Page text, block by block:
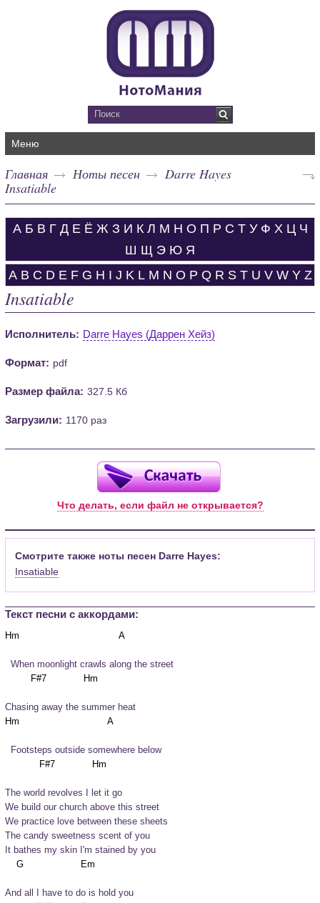
Меню
Главная Ноты песен
Darre Hayes
Insatiable
А Б В Г Д Е Ё Ж З И К Л М Н О П Р С Т У Ф Х Ц Ч
Ш Щ Э Ю Я
A B C D E F G H I J K L M N O P Q R S T U V W Y Z
Insatiable
Исполнитель: Darre Hayes (Даррен Хейз)
Формат: pdf
Размер файла: 327.5 Кб
Загрузили: 1170 раз
Что делать, если файл не открывается?
Смотрите также ноты песен Darre Hayes:
Insatiable
Текст песни c аккордами:
  When moonlight crawls along the street
Chasing away the summer heat
  Footsteps outside somewhere below
The world revolves I let it go
We build our church above this street
We practice love between these sheets
The candy sweetness scent of you
It bathes my skin I'm stained by you
And all I have to do is hold you